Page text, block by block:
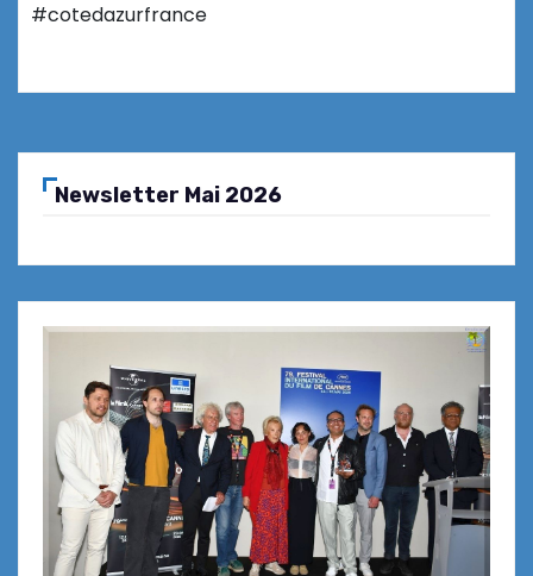
#cotedazurfrance
Newsletter Mai 2026